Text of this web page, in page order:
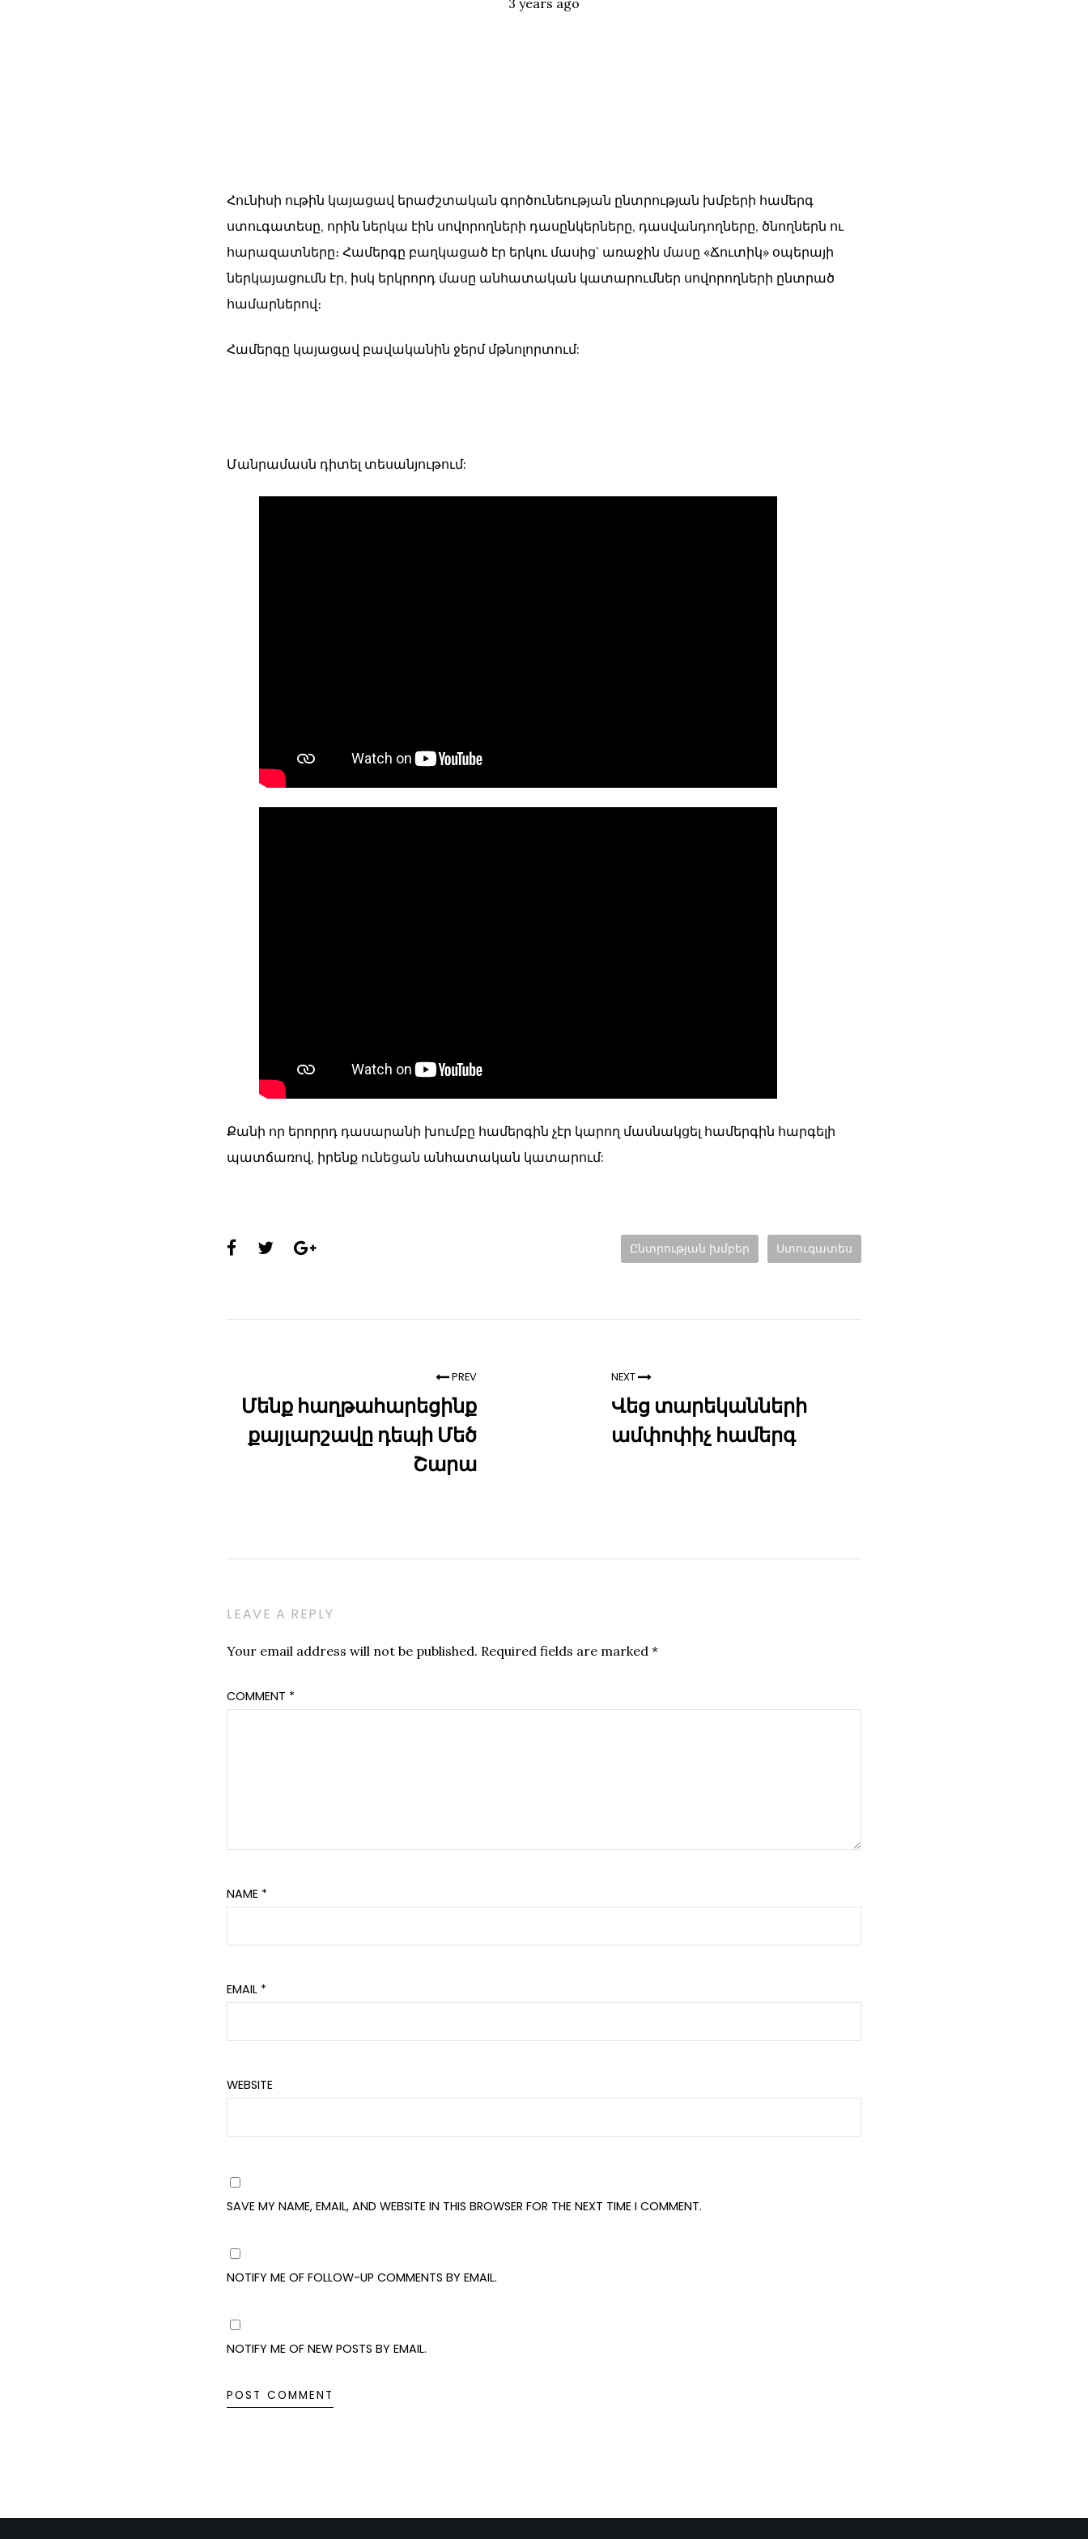
3 years ago
Հունիսի ութին կայացավ երաժշտական գործունեության ընտրության խմբերի համերգ
ստուգատեսը, որին ներկա էին սովորողների դասընկերները, դասվանդողները, ծնողներն ու
հարազատները։ Համերգը բաղկացած էր երկու մասից` առաջին մասը «Ճուտիկ» օպերայի
ներկայացումն էր, իսկ երկրորդ մասը անհատական կատարումներ սովորողների ընտրած
համարներով։
Համերգը կայացավ բավականին ջերմ մթնոլորտում:
Մանրամասն դիտել տեսանյութում:
Քանի որ երորրդ դասարանի խումբը համերգին չէր կարող մասնակցել համերգին հարգելի
պատճառով, իրենք ունեցան անհատական կատարում:
Share
Categories:
Ընտրության խմբեր Ստուգատես
PREV
Մենք հաղթահարեցինք
քայլարշավը դեպի Մեծ
Շարա
NEXT
Վեց տարեկանների
ամփոփիչ համերգ
LEAVE A REPLY
Your email address will not be published. Required fields are marked*
COMMENT *
NAME *
EMAIL *
WEBSITE
SAVE MY NAME, EMAIL, AND WEBSITE IN THIS BROWSER FOR THE NEXT TIME I COMMENT.
NOTIFY ME OF FOLLOW-UP COMMENTS BY EMAIL.
NOTIFY ME OF NEW POSTS BY EMAIL.